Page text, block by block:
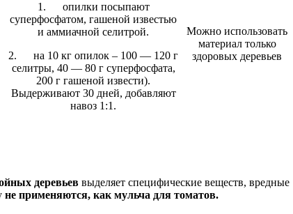
1. опилки посыпают
суперфосфатом, гашеной известью
и аммиачной селитрой.
2. на 10 кг опилок – 100 — 120 г
селитры, 40 — 80 г суперфосфата,
200 г гашеной извести).
Выдерживают 30 дней, добавляют
навоз 1:1.
Можно использовать
материал только
здоровых деревьев
деревьев выделяет специфические веществ, вредные
не применяются, как мульча для томатов.